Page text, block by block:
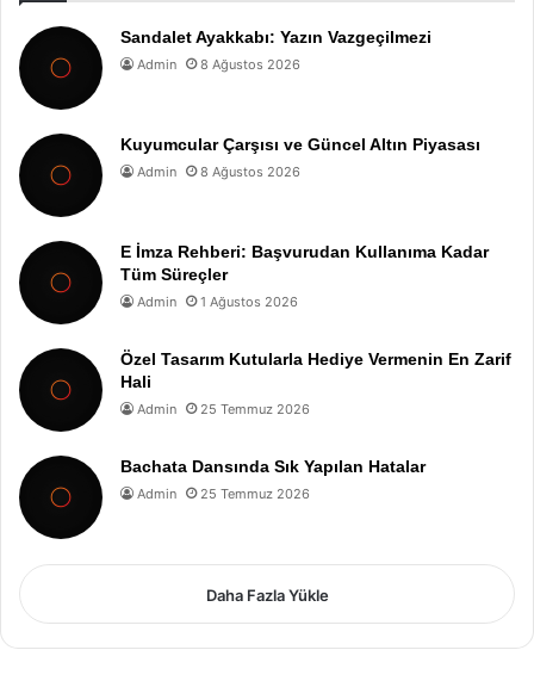
Sandalet Ayakkabı: Yazın Vazgeçilmezi
Admin 8 Ağustos 2026
Kuyumcular Çarşısı ve Güncel Altın Piyasası
Admin 8 Ağustos 2026
E İmza Rehberi: Başvurudan Kullanıma Kadar
Tüm Süreçler
Admin 1 Ağustos 2026
Özel Tasarım Kutularla Hediye Vermenin En Zarif
Hali
Admin 25 Temmuz 2026
Bachata Dansında Sık Yapılan Hatalar
Admin 25 Temmuz 2026
Daha Fazla Yükle